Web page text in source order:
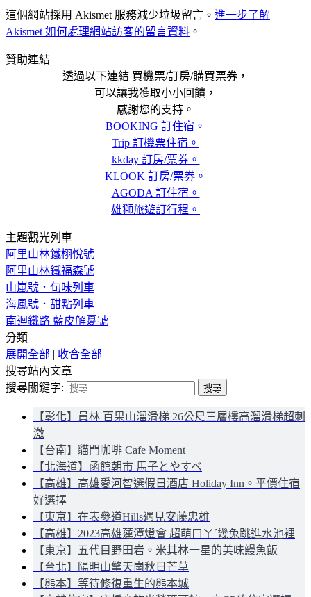
這個網站採用 Akismet 服務減少垃圾留言。 進一步了解
Akismet 如何處理網站訪客的留言資料 。
贊助連結
透過以下連結 買機票/訂房/購買票券，
可以讓我獲取小小回饋，
感謝您的支持。
BOOKING 訂住宿。
Trip 訂機票住宿。
kkday 訂房/票券。
KLOOK 訂房/票券。
AGODA 訂住宿。
雄獅旅遊訂行程。
主題觀光列車
阿里山林鐵栩悅號
阿里山林鐵福森號
山嵐號．旬味列車
海風號．甜點列車
南迴鐵路 藍皮解憂號
分類
展開全部 | 收合全部
搜尋站內文章
搜尋關鍵字:
【彰化】員林 百果山溜滑梯 26公尺三層樓高溜滑梯超刺
激
【台南】貓門咖啡 Cafe Moment
【北海道】函館朝市 馬子とやすべ
【高雄】高雄愛河智選假日酒店 Holiday Inn。平價住宿
好選擇
【東京】在表參道Hills遇見安藤忠雄
【高雄】2023高雄蓮潭燈會 超萌ㄇㄚˊ幾兔跳進水池裡
【東京】五代目野田岩。米其林一星的美味鰻魚飯
【台北】陽明山擎天崗秋日芒草
【熊本】等待修復重生的熊本城